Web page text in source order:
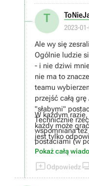
T
2023-
Ale wy się
Ogólnie ludzie
- i nie dziwi
nie ma to
teamu
przejść całą
"słabymi"
Technicznie
wspomniana też
postaciami (w
oznacza to że
wady jak i
f2p postacią do
W każdym
każdy może
jest tylko
Pokaż całą
Odpowiedz